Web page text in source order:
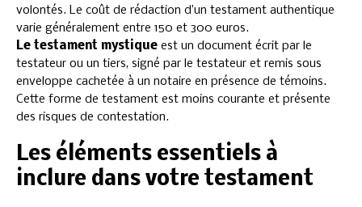
volontés. Le coût de rédaction d’un testament authentique
varie généralement entre 150 et 300 euros.
Le testament mystique est un document écrit par le
testateur ou un tiers, signé par le testateur et remis sous
enveloppe cachetée à un notaire en présence de témoins.
Cette forme de testament est moins courante et présente
des risques de contestation.
Les éléments essentiels à
inclure dans votre testament